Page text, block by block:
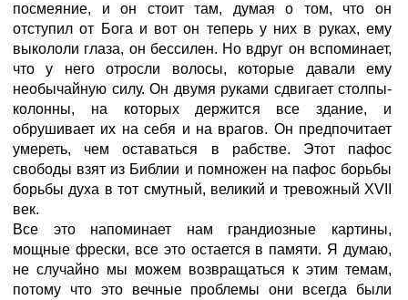
посмеяние, и он стоит там, думая о том, что он
отступил от Бога и вот он теперь у них в руках, ему
выкололи глаза, он бессилен. Но вдруг он вспоминает,
что у него отросли волосы, которые давали ему
необычайную силу. Он двумя руками сдвигает столпы-
колонны, на которых держится все здание, и
обрушивает их на себя и на врагов. Он предпочитает
умереть, чем оставаться в рабстве. Этот пафос
свободы взят из Библии и помножен на пафос борьбы
борьбы духа в тот смутный, великий и тревожный XVII
век.
Все это напоминает нам грандиозные картины,
мощные фрески, все это остается в памяти. Я думаю,
не случайно мы можем возвращаться к этим темам,
потому что это вечные проблемы они всегда были